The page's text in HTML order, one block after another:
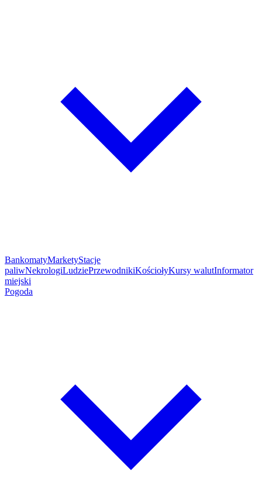
BankomatyMarketyStacje
paliwNekrologiLudziePrzewodnikiKościołyKursy walutInformator
miejski
Pogoda